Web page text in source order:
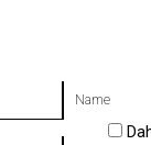
Name